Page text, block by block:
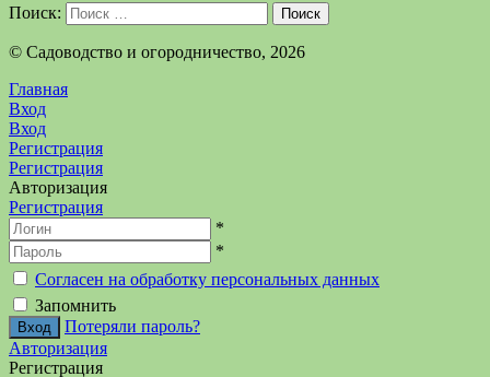
Поиск: Поиск
©️ Садоводство и огородничество, 2026
Главная
Вход
Вход
Регистрация
Регистрация
Авторизация
Регистрация
*
*
Согласен на обработку персональных данных
Запомнить
Потеряли пароль?
Авторизация
Регистрация